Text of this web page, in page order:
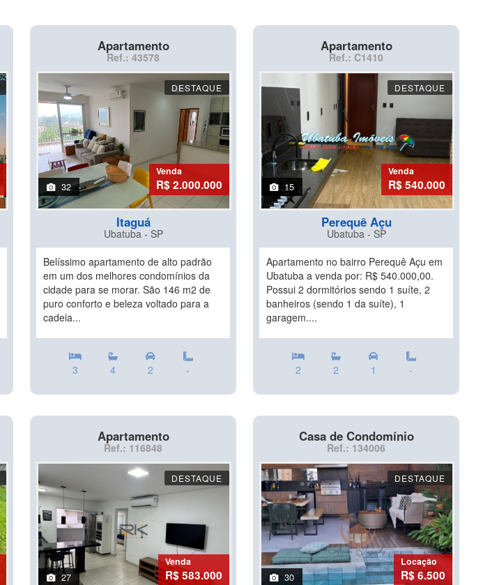
Apartamento
Ref.: 43578
DESTAQUE
32
Venda
R$ 2.000.000
Itaguá
Ubatuba - SP
Belíssimo apartamento de alto padrão
em um dos melhores condomínios da
cidade para se morar. São 146 m2 de
puro conforto e beleza voltado para a
cadeia...
3 4 2 -
Apartamento
Ref.: C1410
DESTAQUE
15
Venda
R$ 540.000
Perequê Açu
Ubatuba - SP
Apartamento no bairro Perequê Açu em
Ubatuba a venda por: R$ 540.000,00.
Possui 2 dormitórios sendo 1 suíte, 2
banheiros (sendo 1 da suíte), 1
garagem....
2 2 1 -
Apartamento
Ref.: 116848
DESTAQUE
27
Venda
R$ 583.000
Casa de Condomínio
Ref.: 134006
DESTAQUE
30
Locação
R$ 6.500